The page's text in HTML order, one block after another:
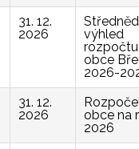
31. 12.
2026
výhled
rozpočtu
obce
2026-
31. 12.
2026
obce na
2026